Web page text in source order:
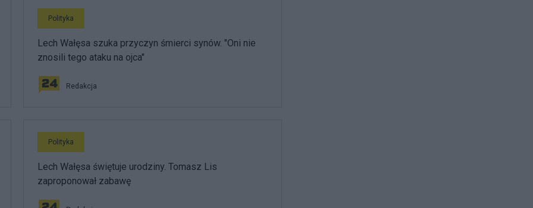
Polityka
Lech Wałęsa szuka przyczyn śmierci synów. "Oni nie
znosili tego ataku na ojca"
Redakcja
Polityka
Lech Wałęsa świętuje urodziny. Tomasz Lis
zaproponował zabawę